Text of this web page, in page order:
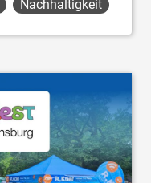
Nachhaltigkeit